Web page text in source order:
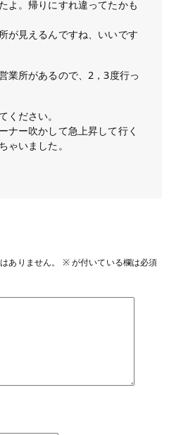
よ。帰りにすれ違ってたかも
が見えるんですね、いいです
業所があるので、2，3度行っ
ください。
ナー吹かして急上昇して行く
ゃいました。
ありません。 ※が付いている欄は必須